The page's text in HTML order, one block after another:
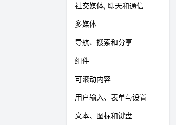
社交媒体, 聊天和通信
多媒体
导航、搜索和分享
组件
可滚动内容
用户输入、表单与设置
文本、图标和键盘